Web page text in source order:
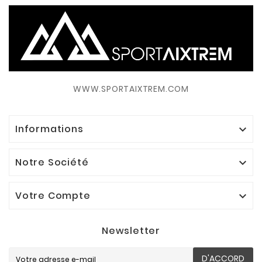
WWW.SPORTAIXTREM.COM
Informations 
Notre Société 
Votre Compte 
Newsletter
D'ACCORD